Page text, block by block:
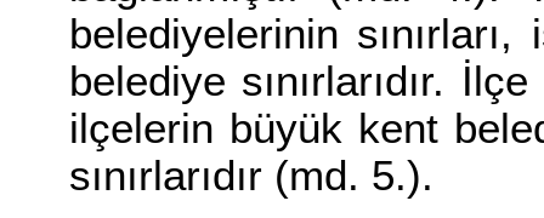
belediyelerinin
belediye sınırlarıdır.
ilçelerin büyük kent
sınırlarıdır (md. 5.).